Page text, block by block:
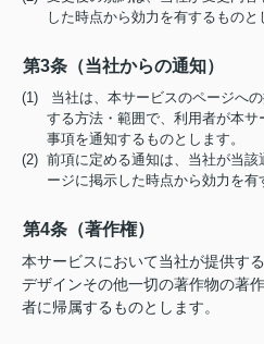
した時点から効力を有するものと
第3条（当社からの通知）
(1) 当社は、本サービスのページへ
する方法・範囲で、利用者が本
事項を通知するものとします。
(2) 前項に定める通知は、当社が当該
ージに掲示した時点から効力を有
第4条（著作権）
本サービスにおいて当社が提供す
デザインその他一切の著作物の著
者に帰属するものとします。